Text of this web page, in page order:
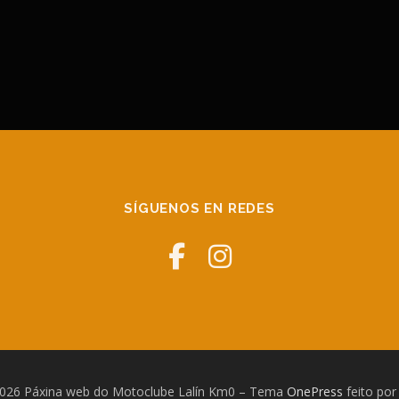
SÍGUENOS EN REDES
Páxina web do Motoclube Lalín Km0 – Tema OnePress feito por